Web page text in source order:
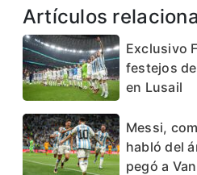
Artículos
Exclusivo
festejos
en Lusail
Messi,
habló del
pegó a